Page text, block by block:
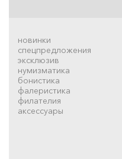
новинки
спецпредложения
эксклюзив
нумизматика
бонистика
фалеристика
филателия
аксессуары